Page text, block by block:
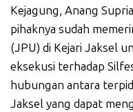
Kejagung, Anang
pihaknya sudah
(JPU) di Kejari Jaksel
eksekusi terhadap
hubungan antara
Jaksel yang dapat